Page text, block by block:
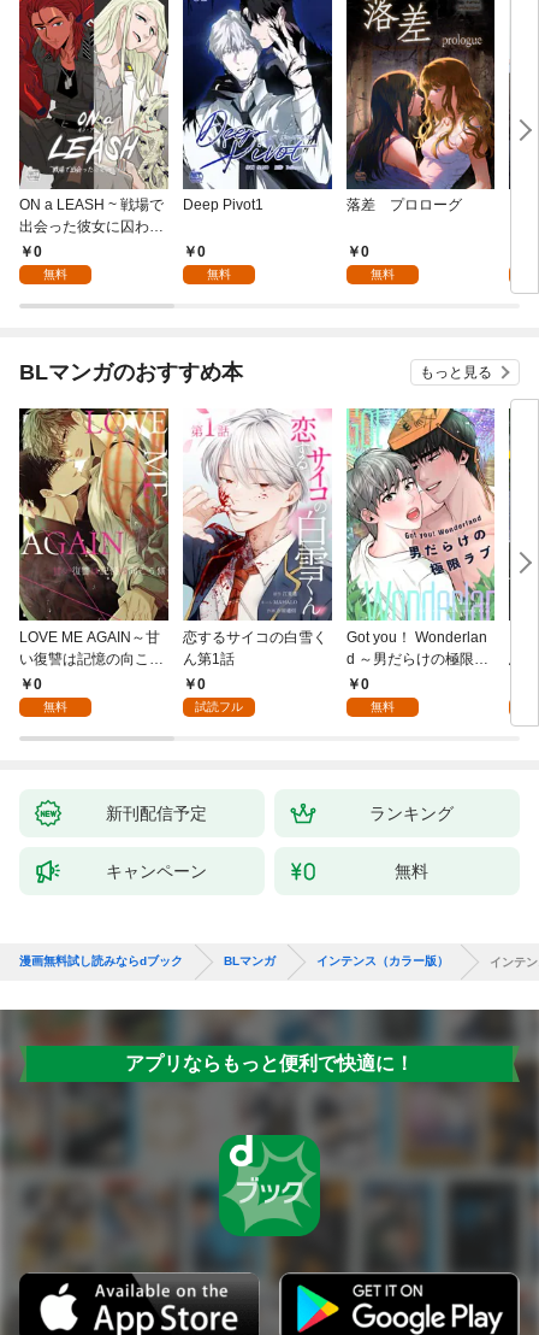
ON a LEASH ~ 戦場で
出会った彼女に囚われ
て ~1
0
無料
Deep Pivot1
0
無料
落差 プロローグ
0
無料
BLマンガのおすすめ本 もっと見る
LOVE ME AGAIN～甘
い復讐は記憶の向こう
側～(1)
0
無料
恋するサイコの白雪く
ん第1話
0
試読フル
Got you！ Wonderlan
d ～男だらけの極限ラ
ブ～(1)
0
無料
鳥
新刊配信予定 ランキング
キャンペーン 無料
漫画無料試し読みならdブック BLマンガ インテンス（カラー版） インテ
アプリならもっと便利で快適に！